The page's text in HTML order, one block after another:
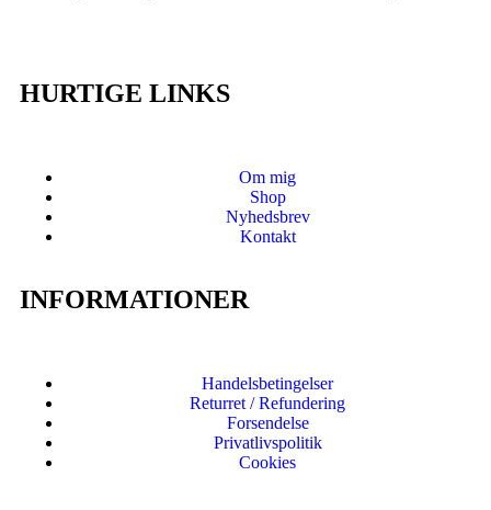
HURTIGE LINKS
Om mig
Shop
Nyhedsbrev
Kontakt
INFORMATIONER
Handelsbetingelser
Returret / Refundering
Forsendelse
Privatlivspolitik
Cookies